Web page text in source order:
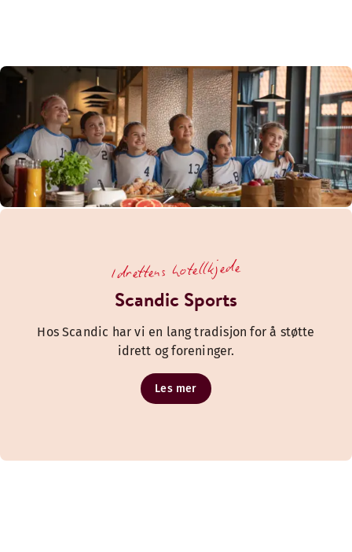
Idrettens hotellkjede
Scandic Sports
Hos Scandic har vi en lang tradisjon for å støtte
idrett og foreninger.
Les mer